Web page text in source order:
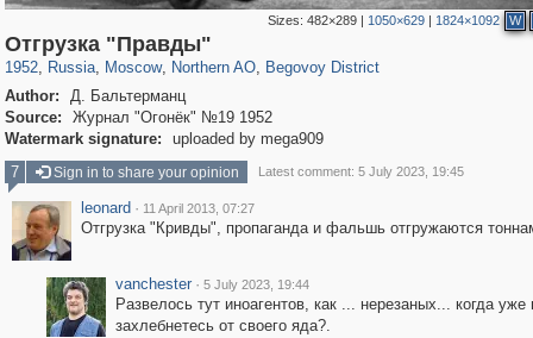
Sizes: 482×289| 1050×629| 1824×1092 W
Отгрузка "Правды"
1952, Russia
1,407,905 29,263
, Moscow
319,973 8,295
, Northern AO
22,549 598
, Begovoy District
Author:
Д. Бальтерманц
Source:
Журнал "Огонёк" №19 1952
Watermark signature:
uploaded by mega909
7
Sign in to share your opinion Latest comment: 5 July 2023, 19:45
leonard · 11 April 2013, 07:27
Отгрузка "Кривды", пропаганда и фальшь отгружаются
vanchester · 5 July 2023, 19:44
Развелось тут иноагентов, как ... нерезаных... когда уже
захлебнетесь от своего яда?.